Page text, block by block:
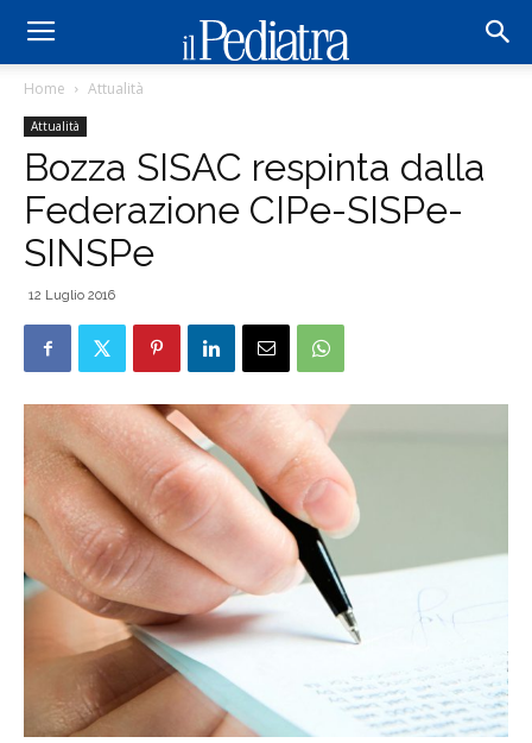
Home Attualità
Attualità
Bozza SISAC respinta dalla
Federazione CIPe-SISPe-
SINSPe
12 Luglio 2016